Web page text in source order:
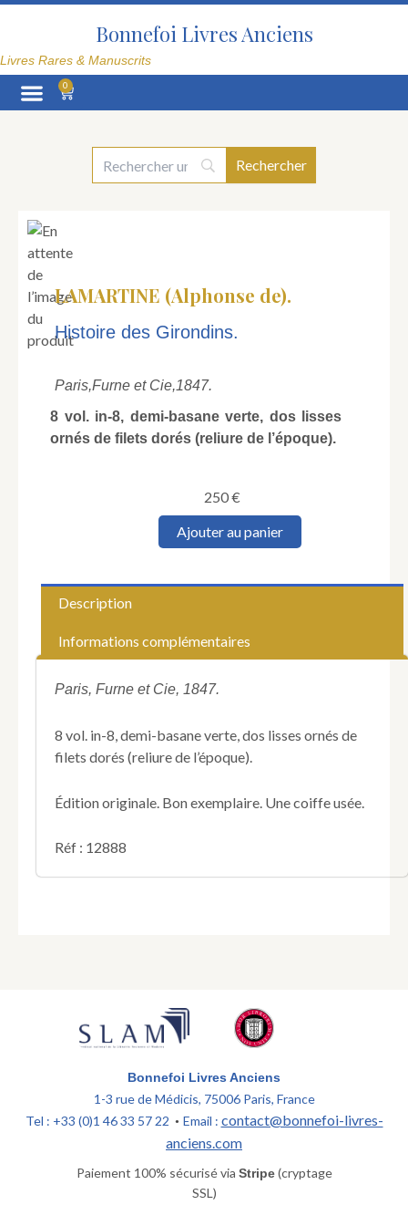
Aller
Bonnefoi Livres Anciens
Livres Rares & Manuscrits
0
Panier
LAMARTINE (Alphonse de).
Histoire des Girondins.
Paris,Furne et Cie,1847.
8 vol. in-8, demi-basane verte, dos lisses
ornés de filets dorés (reliure de l’époque).
250€
quantité
Girondins.
Ajouter au panier
Description
Informations complémentaires
Paris, Furne et Cie, 1847.
8 vol. in-8, demi-basane verte, dos lisses ornés de
filets dorés (reliure de l’époque).
Édition originale. Bon exemplaire. Une coiffe usée.
Réf : 12888
Bonnefoi Livres Anciens
1-3 rue de Médicis, 75006 Paris, France
Tel : +33 (0)1 46 33 57 22 • Email : contact@bonnefoi-livres-
anciens.com
Paiement 100% sécurisé via Stripe(cryptage
SSL)